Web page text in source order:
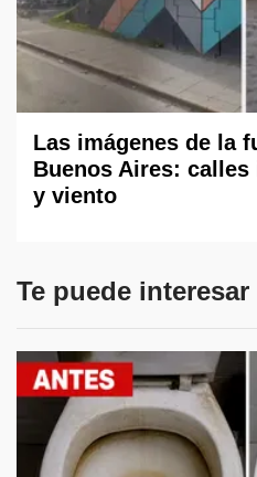
Las imágenes de la
Buenos Aires:
y viento
Te puede interesar